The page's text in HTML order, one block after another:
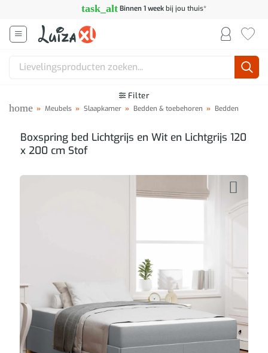
inhoud
task_alt Binnen 1 weekbij jou thuis*
Zoeken
Filter
home » Meubels » Slaapkamer » Bedden & toebehoren » Bedden
Boxspring bed Lichtgrijs en Wit en Lichtgrijs 120
x 200 cm Stof